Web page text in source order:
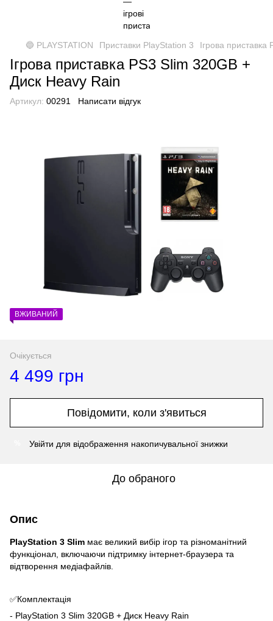
🔵 PLAYSTATION Приставки PlayStation 3 Ігрова
Ігрова приставка PS3 Slim 320GB +
Диск Heavy Rain
Артикул: 00291 Написати відгук
ВЖИВАНИЙ
Очікується
4 499 грн
Повідомити, коли з'явиться
Увійти для відображення накопичувальної знижки
До обраного
Опис
PlayStation 3 Slim має великий вибір ігор та різноманітний
функціонал, включаючи підтримку інтернет-браузера та
відтворення медіафайлів.
✅Комплектація
- PlayStation 3 Slim 320GB + Диск Heavy Rain